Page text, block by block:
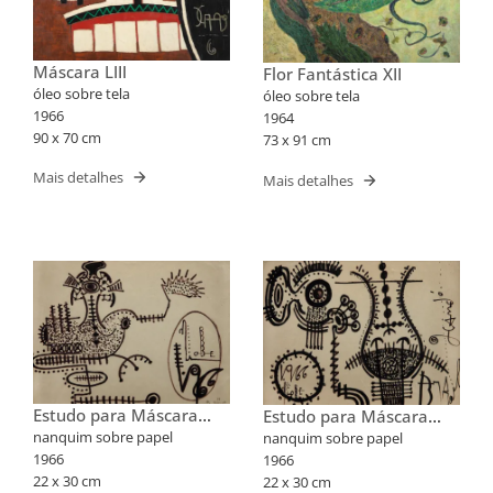
Máscara LIII
óleo sobre tela
1966
90 x 70 cm
Mais detalhes
Flor Fantástica XII
óleo sobre tela
1964
73 x 91 cm
Mais detalhes
Estudo para Máscara
XLV
nanquim sobre papel
1966
22 x 30 cm
Estudo para Máscara
XLVIII
nanquim sobre papel
1966
22 x 30 cm